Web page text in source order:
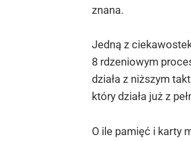
znana.
Jedną z
8 rdzeniowym
działa z niższym
który działa już z
O ile pamięć i karty